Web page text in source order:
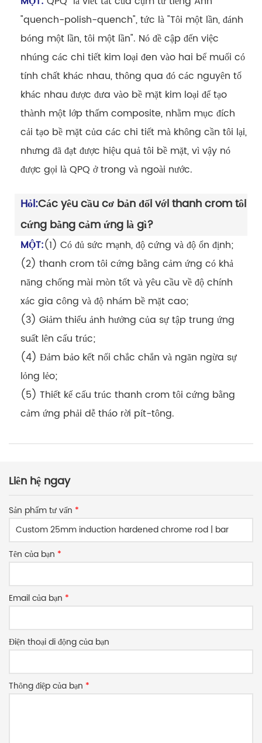
"quench-polish-quench", tức là "Tôi một lần, đánh
bóng một lần, tôi một lần". Nó đề cập đến việc
nhúng các chi tiết kim loại đen vào hai bể muối có
tính chất khác nhau, thông qua đó các nguyên tố
khác nhau được đưa vào bề mặt kim loại để tạo
thành một lớp thấm composite, nhằm mục đích
cải tạo bề mặt của các chi tiết mà không cần tôi lại,
nhưng đã đạt được hiệu quả tôi bề mặt, vì vậy nó
được gọi là QPQ ở trong và ngoài nước.
Hỏi:Các yêu cầu cơ bản đối với thanh crom tôi
cứng bằng cảm ứng là gì?
MỘT:(1) Có đủ sức mạnh, độ cứng và độ ổn định;
(2) thanh crom tôi cứng bằng cảm ứng có khả
năng chống mài mòn tốt và yêu cầu về độ chính
xác gia công và độ nhám bề mặt cao;
(3) Giảm thiểu ảnh hưởng của sự tập trung ứng
suất lên cấu trúc;
(4) Đảm bảo kết nối chắc chắn và ngăn ngừa sự
lỏng lẻo;
(5) Thiết kế cấu trúc thanh crom tôi cứng bằng
cảm ứng phải dễ tháo rời pít-tông.
Liên hệ ngay
Sản phẩm tư vấn *
Tên của bạn *
Email của bạn *
Điện thoại di động của bạn
Thông điệp của bạn *